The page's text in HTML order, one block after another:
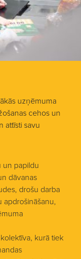
uzņēmuma
cehos un
attīsti savu
un papildu
dāvanas
drošu darba
apdrošināšanu,
kurā tiek